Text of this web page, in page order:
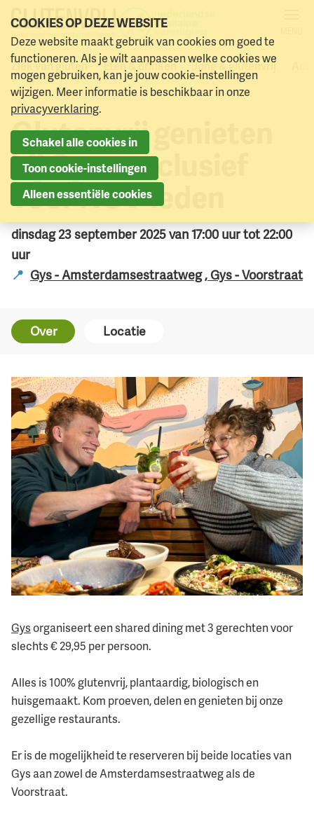
Naar menu Naar hoofdinhoud
Ziek van gluten Eten & drinken Jong & glutenvrij
Alle activiteiten
Glutenvrij genieten
bij Gys – exclusief
voor NCV-leden
dinsdag 23 september 2025 van 17:00 uur tot 22:00
uur
Gys - Amsterdamsestraatweg , Gys - Voorstraat
Over Locatie
Gysorganiseert een shared dining met 3 gerechten voor
slechts € 29,95 per persoon.
Alles is 100% glutenvrij, plantaardig, biologisch en
huisgemaakt. Kom proeven, delen en genieten bij onze
gezellige restaurants.
Er is de mogelijkheid te reserveren bij beide locaties van
Gys aan zowel de Amsterdamsestraatweg als de
Voorstraat.
COOKIES OP DEZE WEBSITE
Deze website maakt gebruik van cookies om goed te
functioneren. Als je wilt aanpassen welke cookies we
mogen gebruiken, kan je jouw cookie-instellingen
wijzigen. Meer informatie is beschikbaar in onze
privacyverklaring.
Schakel alle cookies in
Toon cookie-instellingen
Alleen essentiële cookies